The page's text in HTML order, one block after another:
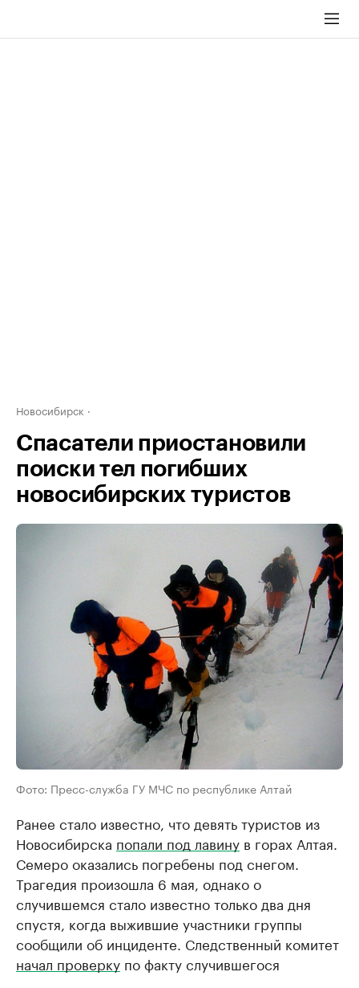
Новосибирск
Спасатели приостановили
поиски тел погибших
новосибирских туристов
Фото: Пресс-служба ГУ МЧС по республике Алтай
Ранее стало известно, что девять туристов из
Новосибирска попали под лавину в горах Алтая.
Семеро оказались погребены под снегом.
Трагедия произошла 6 мая, однако о
случившемся стало известно только два дня
спустя, когда выжившие участники группы
сообщили об инциденте. Следственный комитет
начал проверку по факту случившегося